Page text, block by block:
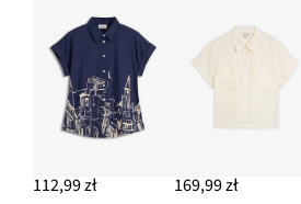
DODAJ DO KOSZYKA
Jeansy ze stretchem wide leg, mid waist
109,99 zł
112,99 zł 169,99 zł